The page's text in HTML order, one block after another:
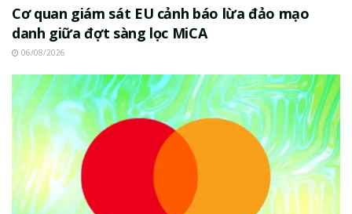
Cơ quan giám sát EU cảnh báo lừa đảo mạo
danh giữa đợt sàng lọc MiCA
06/08/2026